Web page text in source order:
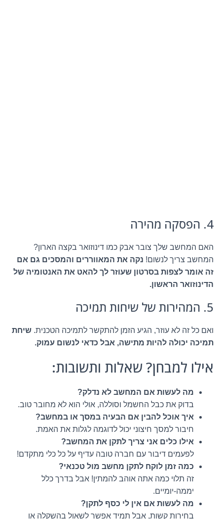
4. הפסקה מהירה
האם המחשב שלך צובר אבק כמו דינוזואר בקצה הארון?
המחשב צריך לנשום! נקה את המאווררים והמסכים גם אם
זה אומר לצפות בסרטון שעוזר לך להאט את האנטומיה של
הדינוזואר הראשון.
5. המהירות של שיחות תמיכה
ואם כל זה לא עוזר, הגיע הזמן להתקשר לתמיכה הטכנית. שיחת
תמיכה יכולה להיות מתישה, אבל כדאי לנשום עמוק.
אילו למבחן? שאלות ותשובות:
מה לעשות אם המחשב לא נדלק?
בדוק את כבל החשמל וסוללה, אולי הוא לא מחובר טוב.
איך אוכל להבין אם הבעיה במסך או במחשב?
חיבור למסך חיצוני יכול לדוגמה לגלות את האמת.
אילו כלים אני צריך לתקן את המחשב?
לפעמים דיבור עם חברה טובה עדיף על כל כלי מתקדם!
כמה זמן לוקח לתקן מחשב מול טכנאי?
זה תלוי כמה אתה אוהב להמתין! אבל בדרך כלל
יממה-יומיים.
מה לעשות אם אין לי כסף לתקן?
בחירות קשות, אבל תמיד אפשר לשאול בהשקלה או